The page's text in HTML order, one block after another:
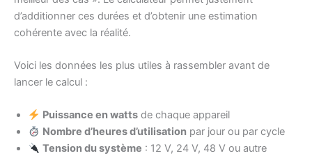
d’additionner ces durées et d’obtenir une estimation
cohérente avec la réalité.
Voici les données les plus utiles à rassembler avant de
lancer le calcul :
Puissance en wattsde chaque appareil
Nombre d’heures d’utilisationpar jour ou par cycle
Tension du système : 12 V, 24 V, 48 V ou autre